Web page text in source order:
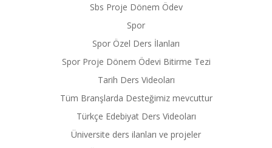
Sbs Proje Dönem Ödev
Spor
Spor Özel Ders İlanları
Spor Proje Dönem Ödevi Bitirme Tezi
Tarih Ders Videoları
Tüm Branşlarda Desteğimiz mevcuttur
Türkçe Edebiyat Ders Videoları
Üniversite ders ilanları ve projeler